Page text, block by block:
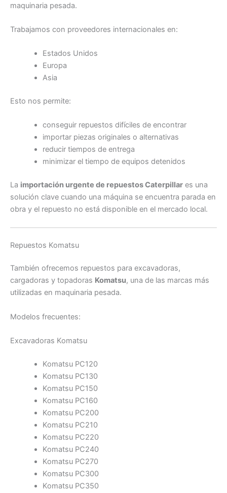
maquinaria pesada.
Trabajamos con proveedores internacionales en:
Estados Unidos
Europa
Asia
Esto nos permite:
conseguir repuestos difíciles de encontrar
importar piezas originales o alternativas
reducir tiempos de entrega
minimizar el tiempo de equipos detenidos
La importación urgente de repuestos Caterpillar es una
solución clave cuando una máquina se encuentra parada en
obra y el repuesto no está disponible en el mercado local.
Repuestos Komatsu
También ofrecemos repuestos para excavadoras,
cargadoras y topadoras Komatsu, una de las marcas más
utilizadas en maquinaria pesada.
Modelos frecuentes:
Excavadoras Komatsu
Komatsu PC120
Komatsu PC130
Komatsu PC150
Komatsu PC160
Komatsu PC200
Komatsu PC210
Komatsu PC220
Komatsu PC240
Komatsu PC270
Komatsu PC300
Komatsu PC350